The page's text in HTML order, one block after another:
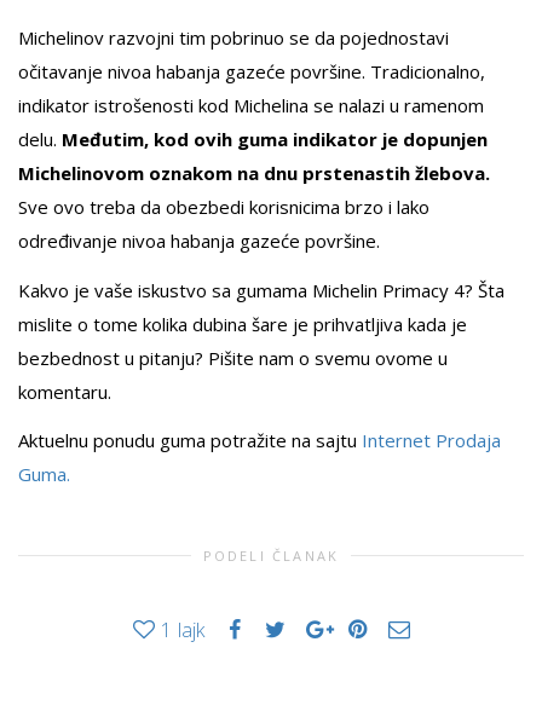
Michelinov razvojni tim pobrinuo se da pojednostavi
očitavanje nivoa habanja gazeće površine. Tradicionalno,
indikator istrošenosti kod Michelina se nalazi u ramenom
delu. Međutim, kod ovih guma indikator je dopunjen
Michelinovom oznakom na dnu prstenastih žlebova.
Sve ovo treba da obezbedi korisnicima brzo i lako
određivanje nivoa habanja gazeće površine.
Kakvo je vaše iskustvo sa gumama Michelin Primacy 4? Šta
mislite o tome kolika dubina šare je prihvatljiva kada je
bezbednost u pitanju? Pišite nam o svemu ovome u
komentaru.
Aktuelnu ponudu guma potražite na sajtu Internet Prodaja
Guma.
PODELI ČLANAK
1 lajk